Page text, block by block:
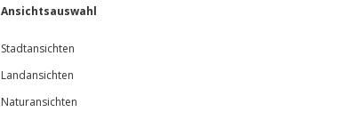
Ansichtsauswahl
Stadtansichten
Landansichten
Naturansichten